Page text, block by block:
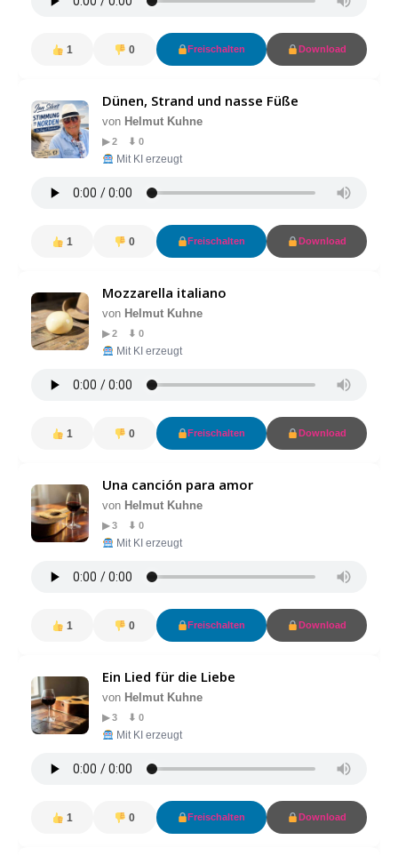
1 0 Freischalten Download
Dünen, Strand und nasse Füße
von Helmut Kuhne
▶ 2 ⬇ 0
Mit KI erzeugt
1 0 Freischalten Download
Mozzarella italiano
von Helmut Kuhne
▶ 2 ⬇ 0
Mit KI erzeugt
1 0 Freischalten Download
Una canción para amor
von Helmut Kuhne
▶ 3 ⬇ 0
Mit KI erzeugt
1 0 Freischalten Download
Ein Lied für die Liebe
von Helmut Kuhne
▶ 3 ⬇ 0
Mit KI erzeugt
1 0 Freischalten Download